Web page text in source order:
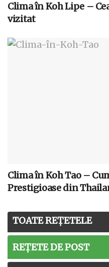
Clima în Koh Lipe –
vizitat
Clima în Koh Tao –
Prestigioase din
TOATE REȚETELE
REȚETE DE POST